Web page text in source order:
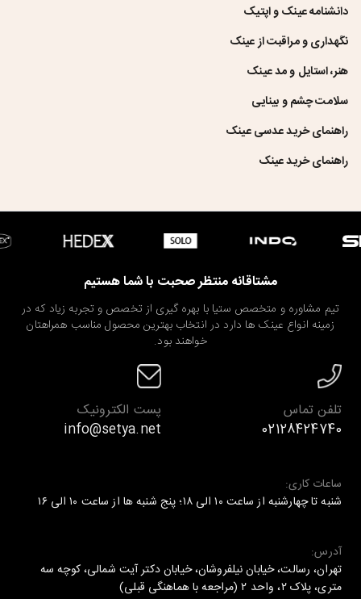
دانشنامه عینک و اپتیک
نگهداری و مراقبت از عینک
هنر، استایل و مد عینک
سلامت چشم و بینایی
راهنمای خرید عدسی عینک
راهنمای خرید عینک
مشتاقانه منتظر صحبت با شما هستیم
تیم مشاوره و متخصص ستیا با بهره گیری از تخصص و تجربه زیاد که در
زمینه انواع عینک ها دارد در انتخاب بهترین محصول مناسب همراهتان
خواهند بود.
تلفن تماس
02128424740
پست الکترونیک
info@setya.net
ساعات کاری:
شنبه تا چهارشنبه از ساعت ۱۰ الی ۱۸؛ پنج شنبه ها از ساعت ۱۰ الی ۱۶
آدرس:
تهران، رسالت، خیابان نیلفروشان، خیابان دکتر آیت شمالی، کوچه سه
متری، پلاک ۲، واحد ۲ (مراجعه با هماهنگی قبلی)